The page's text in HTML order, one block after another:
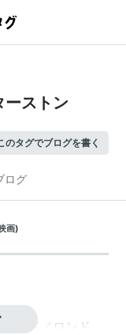
ーストン
のタグでブログを書く
ログ
画)
ンド／ロンド